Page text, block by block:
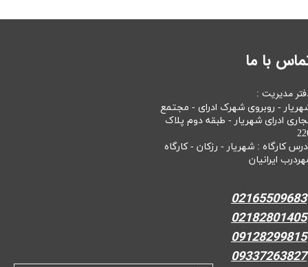
با ما
مدیریت :
- روبروی شهرک ادرای - مجتمع
ادرای شهریار - طبقه دوم پلاک
کارگاه : شهریار - رزکان - کارگاه
ایرانیان
02165509683
02182801405
09128299815
09337263827